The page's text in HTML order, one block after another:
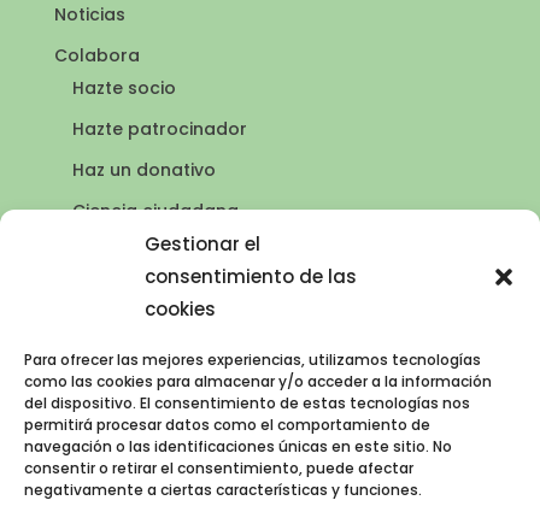
Gestionar el
consentimiento de las
cookies
Para ofrecer las mejores experiencias, utilizamos tecnologías
como las cookies para almacenar y/o acceder a la información
del dispositivo. El consentimiento de estas tecnologías nos
permitirá procesar datos como el comportamiento de
navegación o las identificaciones únicas en este sitio. No
consentir o retirar el consentimiento, puede afectar
negativamente a ciertas características y funciones.
Noticias
Colabora
Hazte socio
Hazte patrocinador
Haz un donativo
Ciencia ciudadana
Puntos de agua
AVISO LEGAL
Política de privacidad
Política de cookies (UE)